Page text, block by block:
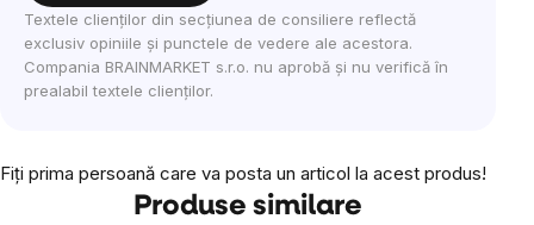
Textele clienților din secțiunea de consiliere reflectă
exclusiv opiniile și punctele de vedere ale acestora.
Compania BRAINMARKET s.r.o. nu aprobă și nu verifică în
prealabil textele clienților.
Fiţi prima persoană care va posta un articol la acest produs!
Produse similare